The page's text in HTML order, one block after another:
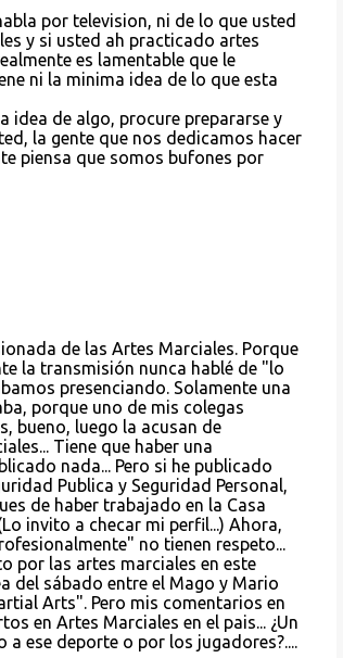
por television, ni de lo que usted
y si usted ah practicado artes
es lamentable que le
ni la minima idea de lo que esta
idea de algo, procure prepararse y
la gente que nos dedicamos hacer
piensa que somos bufones por
de las Artes Marciales. Porque
la transmisión nunca hablé de "lo
presenciando. Solamente una
porque uno de mis colegas
bueno, luego la acusan de
Tiene que haber una
nada... Pero si he publicado
Publica y Seguridad Personal,
de haber trabajado en la Casa
invito a checar mi perfil...) Ahora,
no tienen respeto...
por las artes marciales en este
del sábado entre el Mago y Mario
Arts". Pero mis comentarios en
en Artes Marciales en el pais... ¿Un
ese deporte o por los jugadores?....